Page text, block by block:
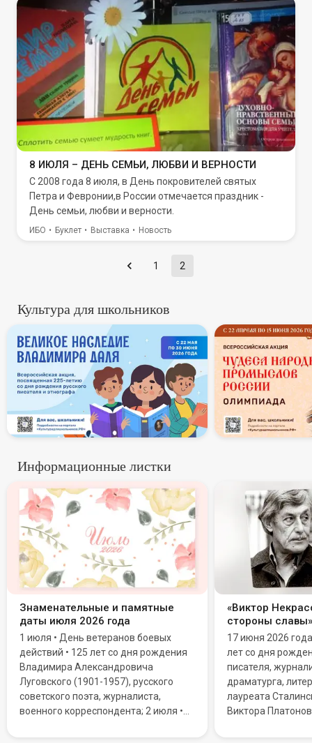
8 ИЮЛЯ – ДЕНЬ СЕМЬИ, ЛЮБВИ И ВЕРНОСТИ
С 2008 года 8 июля, в День покровителей святых
Петра и Февронии,в России отмечается праздник -
День семьи, любви и верности.
ИБО Буклет Выставка Новость
1 2
Культура для школьников
В России стартует
Информационные листки
Знаменательные и памятные
даты июля 2026 года
1 июля • День ветеранов боевых
действий • 125 лет со дня рождения
Владимира Александровича
Луговского (1901-1957), русского
советского поэта, журналиста,
военного корреспондента; 2 июля •
«Виктор
стороны славы»
17 июня 2026
лет со дня
писателя,
драматурга,
лауреата
Виктора